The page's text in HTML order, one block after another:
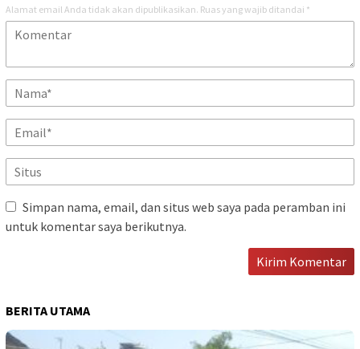
Alamat email Anda tidak akan dipublikasikan. Ruas yang wajib ditandai *
Simpan nama, email, dan situs web saya pada peramban ini
untuk komentar saya berikutnya.
BERITA UTAMA